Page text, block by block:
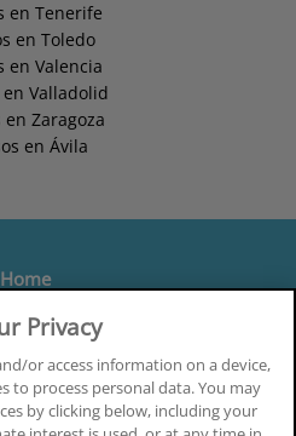
en Tenerife
en Toledo
en Valencia
en Valladolid
en Zaragoza
en Ávila
Home
Privacy
or access information on a device,
to process personal data. You may
by clicking below, including your